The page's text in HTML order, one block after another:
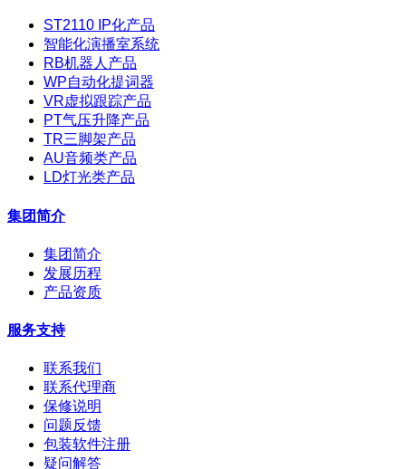
ST2110 IP化产品
智能化演播室系统
RB机器人产品
WP自动化提词器
VR虚拟跟踪产品
PT气压升降产品
TR三脚架产品
AU音频类产品
LD灯光类产品
集团简介
集团简介
发展历程
产品资质
服务支持
联系我们
联系代理商
保修说明
问题反馈
包装软件注册
疑问解答